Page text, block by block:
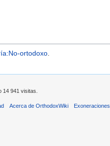
ortodoxo.
14 941 visitas.
Acerca de OrthodoxWiki Exoneraciones